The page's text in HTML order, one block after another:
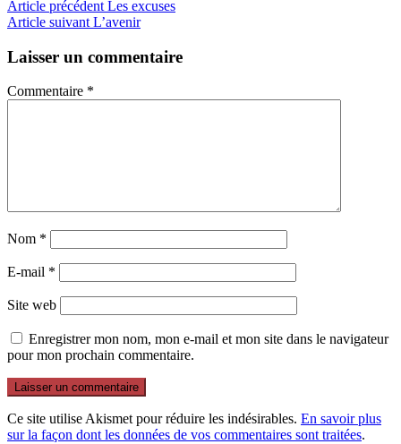
Lire
la
suite
Article précédent Les excuses
Article suivant L’avenir
Laisser un commentaire
Commentaire *
Nom *
E-mail *
Site web
Enregistrer mon nom, mon e-mail et mon site dans le navigateur
pour mon prochain commentaire.
Ce site utilise Akismet pour réduire les indésirables. En savoir plus
sur la façon dont les données de vos commentaires sont traitées.